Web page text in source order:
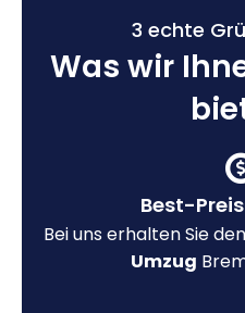
3 echte
Was wir
Best-
Bei uns erhalten Sie den
Umzug